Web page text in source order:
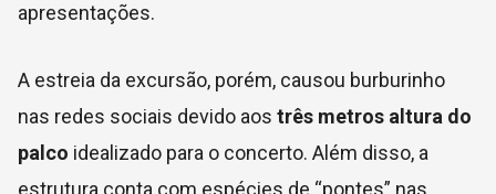
apresentações.
A estreia da excursão, porém, causou burburinho
nas redes sociais devido aos três metros altura do
palco idealizado para o concerto. Além disso, a